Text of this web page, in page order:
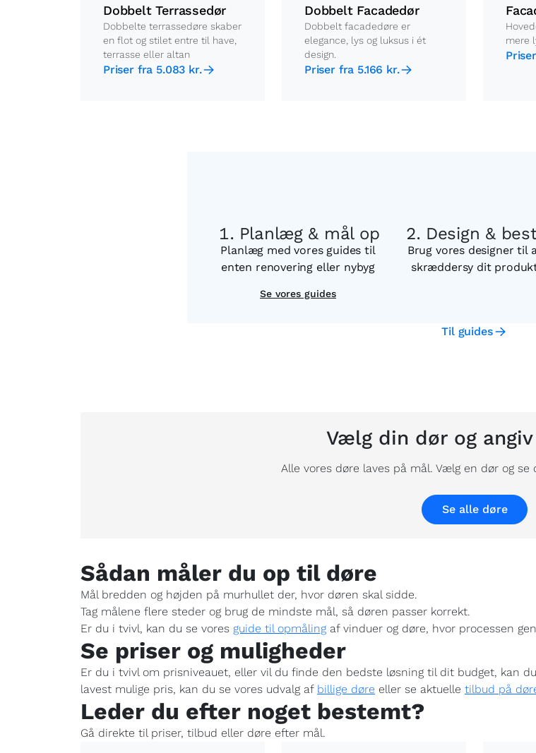
Dobbelt Terrassedør
Dobbelte terrassedøre skaber
en flot og stilet entre til have,
terrasse eller altan
Priser fra 5.083 kr.
Dobbelt Facadedør
Dobbelt facadedøre er
elegance, lys og luksus i ét
design.
Priser fra 5.166 kr.
mere
Planlæg & mål op
Planlæg med vores guides til
enten renovering eller nybyg
Se vores guides
Design &
Brug vores designer til
skræddersy dit
Til guides
Vælg din dør og
Alle vores døre laves på mål. Vælg en dør og
Se alle døre
Sådan måler du op til døre
Mål bredden og højden på murhullet der, hvor døren skal sidde.
Tag målene flere steder og brug de mindste mål, så døren passer korrekt.
Er du i tvivl, kan du se vores guide til opmåling af vinduer og døre, hvor processen
Se priser og muligheder
Er du i tvivl om prisniveauet, eller vil du finde den bedste løsning til dit budget, kan
lavest mulige pris, kan du se vores udvalg af billige døre eller se aktuelle tilbud på
Leder du efter noget bestemt?
Gå direkte til priser, tilbud eller døre efter mål.